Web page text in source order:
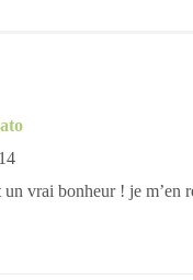
un vrai bonheur ! je